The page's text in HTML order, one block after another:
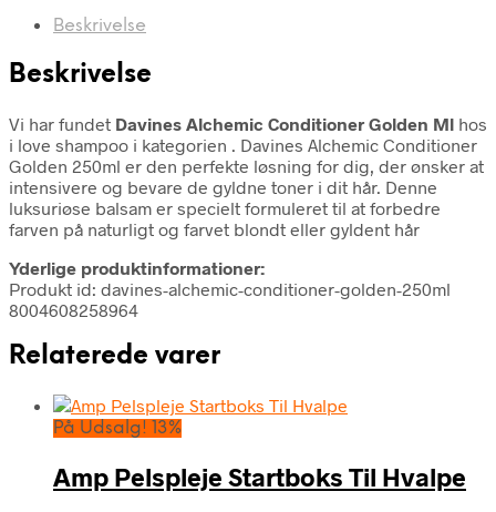
Beskrivelse
Beskrivelse
Vi har fundet Davines Alchemic Conditioner Golden Ml hos
i love shampoo i kategorien . Davines Alchemic Conditioner
Golden 250ml er den perfekte løsning for dig, der ønsker at
intensivere og bevare de gyldne toner i dit hår. Denne
luksuriøse balsam er specielt formuleret til at forbedre
farven på naturligt og farvet blondt eller gyldent hår
Yderlige produktinformationer:
Produkt id: davines-alchemic-conditioner-golden-250ml
8004608258964
Relaterede varer
På Udsalg! 13%
Amp Pelspleje Startboks Til Hvalpe